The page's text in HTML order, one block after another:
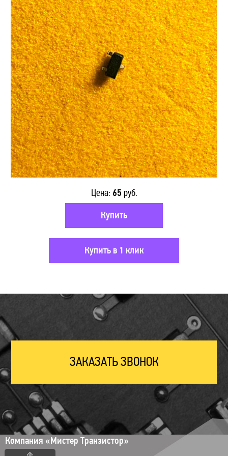
ФОТОТРАНЗИСТОРЫ
КОНДЕНСАТОРЫ
ТРАНСФОРМАТОРЫ
ОПТОВЫМ КЛИЕНТАМ
ДОСТАВКА
КОНТАКТЫ
Цена: 65 руб.
Купить
Купить в 1 клик
ЗАКАЗАТЬ ЗВОНОК
Компания «Мистер Транзистор»